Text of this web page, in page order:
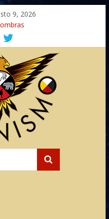
9, 2026
Jornada do Espírito Ancestral
Espiritual – Crescimento